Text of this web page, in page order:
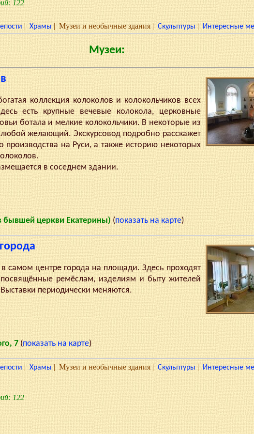
122
| Храмы | Музеи и необычные здания| Скульптуры | Интересные
Музеи:
коллекция колоколов и колокольчиков всех
есть крупные вечевые колокола, церковные
ботала и мелкие колокольчики. В некоторые из
желающий. Экскурсовод подробно расскажет
производства на Руси, а также историю некоторых
в соседнем здании.
бывшей церкви Екатерины)(показать на карте)
центре города на площади. Здесь проходят
ремёслам, изделиям и быту жителей
периодически меняются.
7(показать на карте)
| Храмы | Музеи и необычные здания| Скульптуры| Интересные
122